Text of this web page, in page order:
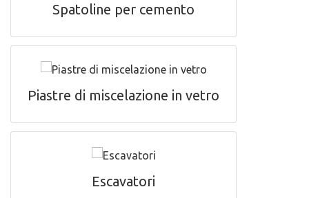
Spatoline per cemento
Piastre di miscelazione in vetro
Escavatori